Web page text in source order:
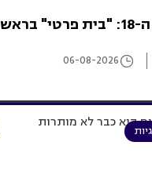
וילה בקומה ה-18: "בית פרטי" בראש
06-08-2026